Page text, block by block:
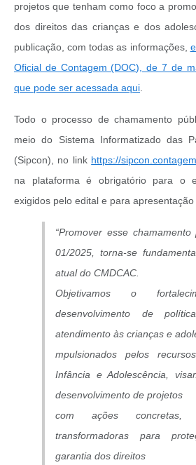
projetos que tenham como foco a
dos direitos das crianças e dos
publicação, com todas as informações,
Oficial de Contagem (DOC), de 7 de
que pode ser acessada aqui
Todo o processo de chamamento
meio do Sistema Informatizado das
(Sipcon), no link https://
na plataforma é obrigatório para o
exigidos pelo edital e para apresentação
“Promover esse
01/2025, torna-se
atual do CMDCAC.
Objetivamos o
desenvolvimento de
atendimento às crianças e
mpulsionados pelos
Infância e Adolescência,
desenvolvimento de projetos
com ações concretas,
transformadoras para
garantia dos direitos